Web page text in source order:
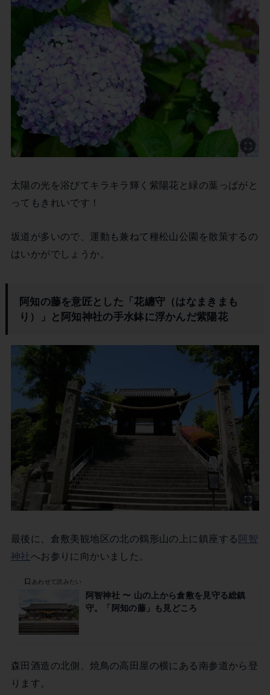
太陽の光を浴びてキラキラ輝く紫陽花と緑の葉っぱがと
ってもきれいです！
坂道が多いので、運動も兼ねて種松山公園を散策するの
はいかがでしょうか。
阿知の藤を意匠とした「花纏守（はなまきまも
り）」と阿知神社の手水鉢に浮かんだ紫陽花
最後に、倉敷美観地区の北の鶴形山の上に鎮座する 阿智
神社へお参りに向かいました。
阿智神社 〜 山の上から倉敷を見守る総鎮
守。「阿知の藤」も見どころ
あわせて読みたい
森田酒造の北側、焼鳥の高田屋の横にある南参道から登
ります。